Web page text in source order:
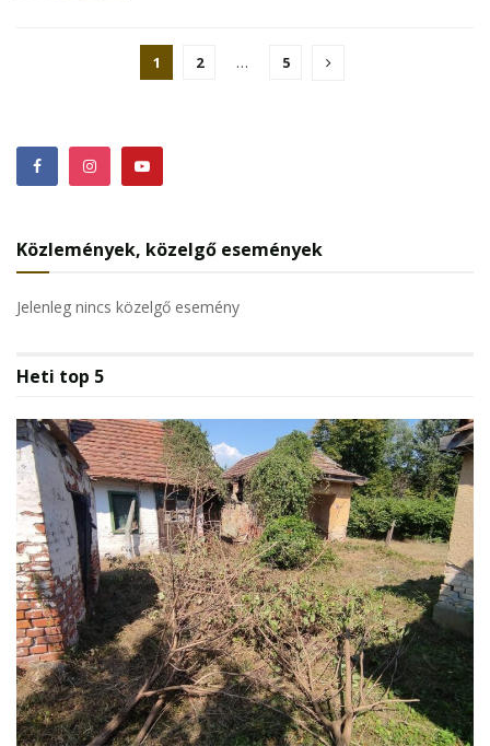
1 2 … 5
Közlemények, közelgő események
Jelenleg nincs közelgő esemény
Heti top 5